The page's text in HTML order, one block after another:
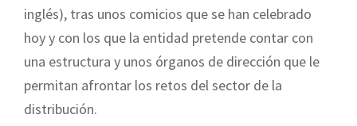
inglés), tras unos comicios que se han celebrado
hoy y con los que la entidad pretende contar con
una estructura y unos órganos de dirección que le
permitan afrontar los retos del sector de la
distribución.